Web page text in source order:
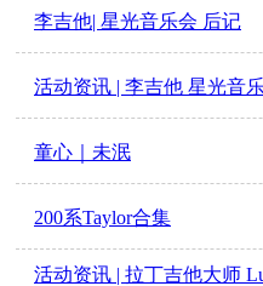
李吉他| 星光音乐会 后记
活动资讯 | 李吉他 星光音
童心｜未泯
200系Taylor合集
活动资讯 | 拉丁吉他大师